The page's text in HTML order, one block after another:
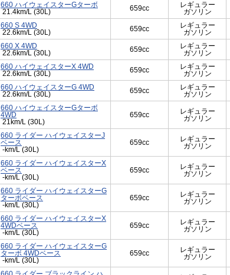
660 ハイウェイスターGターボ
21.4km/L (30L)
659cc
レギュラー
ガソリン
660 S 4WD
22.6km/L (30L)
659cc
レギュラー
ガソリン
660 X 4WD
22.6km/L (30L)
659cc
レギュラー
ガソリン
660 ハイウェイスターX 4WD
22.6km/L (30L)
659cc
レギュラー
ガソリン
660 ハイウェイスターG 4WD
22.6km/L (30L)
659cc
レギュラー
ガソリン
660 ハイウェイスターGターボ
4WD
21km/L (30L)
659cc
レギュラー
ガソリン
660 ライダー ハイウェイスターJ
ベース
-km/L (30L)
659cc
レギュラー
ガソリン
660 ライダー ハイウェイスターX
ベース
-km/L (30L)
659cc
レギュラー
ガソリン
660 ライダー ハイウェイスターG
ターボベース
-km/L (30L)
659cc
レギュラー
ガソリン
660 ライダー ハイウェイスターX
4WDベース
-km/L (30L)
659cc
レギュラー
ガソリン
660 ライダー ハイウェイスターG
ターボ 4WDベース
-km/L (30L)
659cc
レギュラー
ガソリン